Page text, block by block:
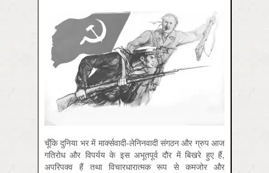
चूँकि दुनिया भर में मार्क्सवादी-लेनिनवादी संगठन और ग्रुप आज
गतिरोध और विपर्यय के इस अभूतपूर्व दौर में बिखरे हुए हैं,
अपरिपक्व हैं तथा विचारधारात्मक रूप से कमजोर और